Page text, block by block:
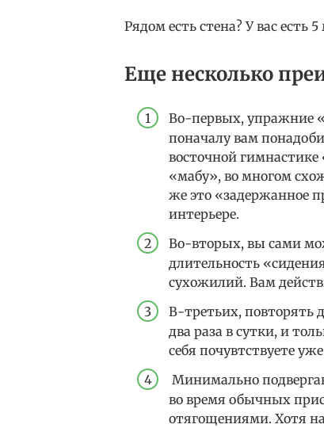
Рядом есть стена? У вас есть
Еще несколько
Во-первых, упражние
поначалу вам
восточной
«мабу», во многом
же это «задержанное
интерьере.
Во-вторых, вы сами
длительность
сухожилий. Вам
В-третьих, повторять
два раза в сутки, и
себя почувтствуете
Минимально
во время обычных
отягощениями. Хотя